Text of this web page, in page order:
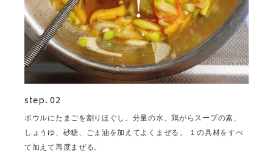
step. 02
ボウルにたまごを割りほぐし、分量の水、鶏がらスープの素、
しょうゆ、砂糖、ごま油を加えてよくまぜる。 １の具材をすべ
て加えて再度まぜる。